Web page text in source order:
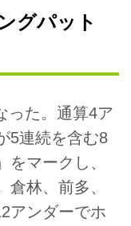
グパット
った。通算4ア
5連続を含む8
マークし、
林、前多、
アンダーでホ